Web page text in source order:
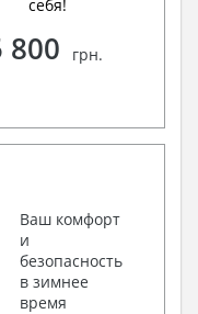
себя!
800 грн.
Ваш комфорт
и
безопасность
в зимнее
время